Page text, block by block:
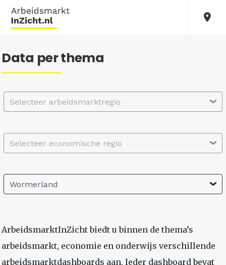
Data per thema
Selecteer arbeidsmarktregio
Selecteer economische regio
Wormerland
ArbeidsmarktInZicht biedt u binnen de thema’s
arbeidsmarkt, economie en onderwijs verschillende
arbeidsmarktdashboards aan. Ieder dashboard bevat